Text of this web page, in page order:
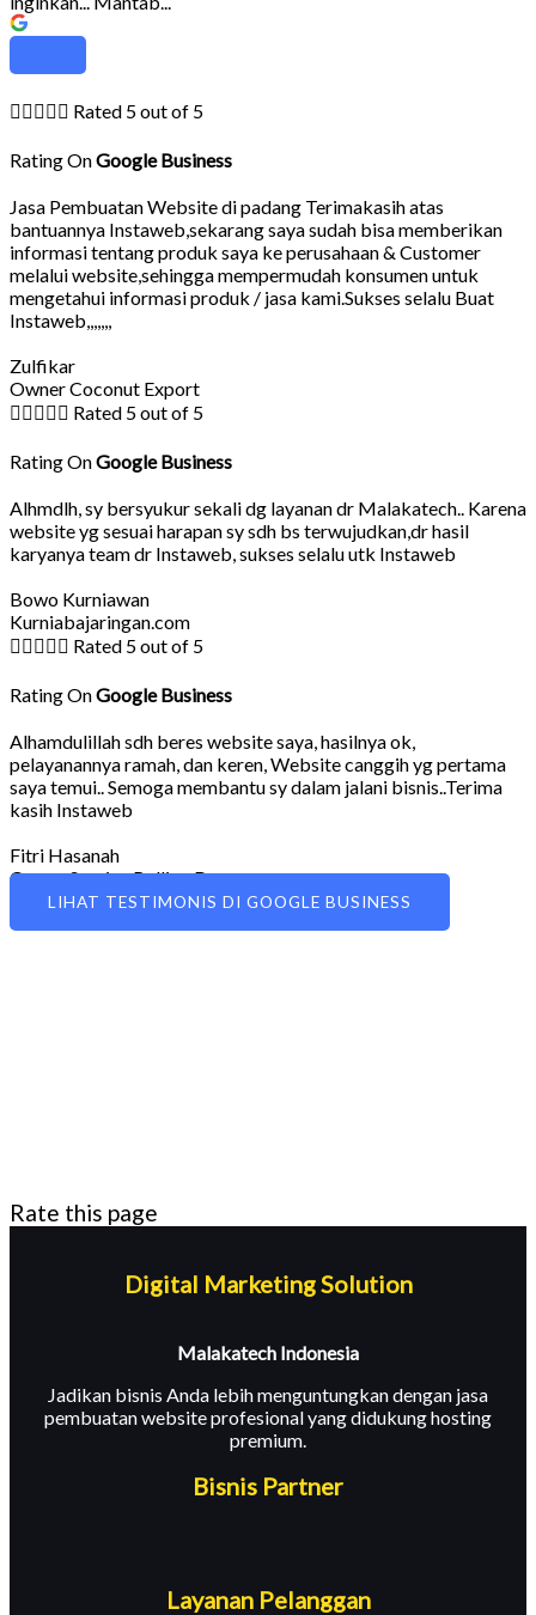
 Rated 5 out of 5
Rating OnGoogle Business
Jasa Pembuatan Website di padang Terimakasih atas
bantuannya Instaweb,sekarang saya sudah bisa memberikan
informasi tentang produk saya ke perusahaan & Customer
melalui website,sehingga mempermudah konsumen untuk
mengetahui informasi produk / jasa kami.Sukses selalu Buat
Instaweb,,,,,,,
Zulfikar
Owner Coconut Export
 Rated 5 out of 5
Rating OnGoogle Business
Alhmdlh, sy bersyukur sekali dg layanan dr Malakatech.. Karena
website yg sesuai harapan sy sdh bs terwujudkan,dr hasil
karyanya team dr Instaweb, sukses selalu utk Instaweb
Bowo Kurniawan
Kurniabajaringan.com
 Rated 5 out of 5
Rating OnGoogle Business
Alhamdulillah sdh beres website saya, hasilnya ok,
pelayanannya ramah, dan keren, Website canggih yg pertama
saya temui.. Semoga membantu sy dalam jalani bisnis..Terima
kasih Instaweb
Fitri Hasanah
Owner Service Rolling Door
LIHAT TESTIMONIS DI GOOGLE BUSINESS
Rate this page
Digital Marketing Solution
Malakatech Indonesia
Jadikan bisnis Anda lebih menguntungkan dengan jasa
pembuatan website profesional yang didukung hosting
premium.
Bisnis Partner
Layanan Pelanggan